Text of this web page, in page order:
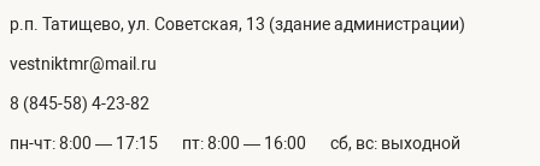
р.п. Татищево, ул. Советская, 13 (здание администрации)
vestniktmr@mail.ru
8 (845-58) 4-23-82
пн-чт: 8:00 — 17:15 пт: 8:00 — 16:00 сб, вс: выходной